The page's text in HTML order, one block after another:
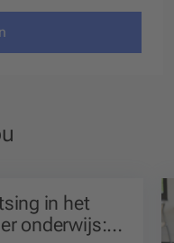
in het
onderwijs: